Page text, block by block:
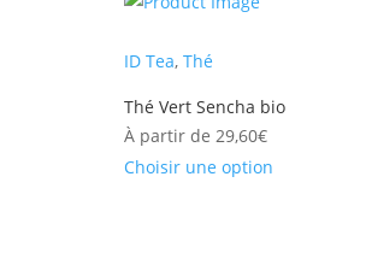
ID Tea,Thé
Thé Vert Sencha bio
À partir de29,60€
Choisir une option